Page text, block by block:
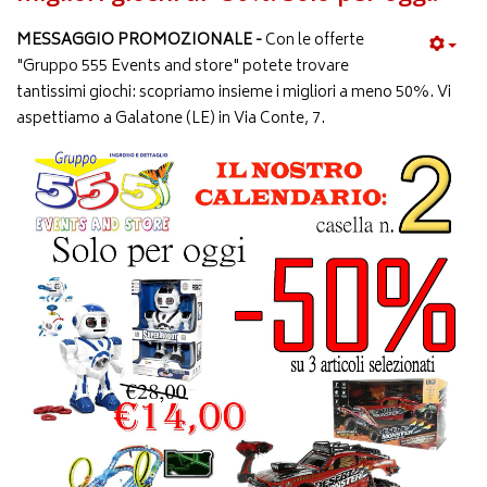
MESSAGGIO PROMOZIONALE -Con le offerte
"Gruppo 555 Events and store" potete trovare
tantissimi giochi: scopriamo insieme i migliori a meno 50%. Vi
aspettiamo a Galatone (LE) in Via Conte, 7.